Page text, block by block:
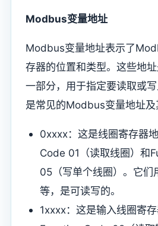
Modbus变量地址
Modbus变量地址表示了
存器的位置和类型。这些地
一部分，用于指定要读取或
是常见的Modbus变量地址及
0xxxx：这是线圈寄存器
Code 01（读取线圈）和
05（写单个线圈）。它们
等，是可读写的。
1xxxx：这是输入线圈寄